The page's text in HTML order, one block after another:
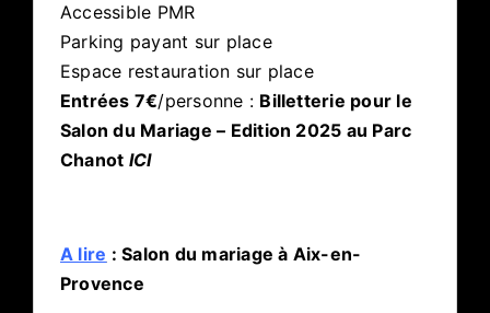
Accessible PMR
Parking payant sur place
Espace restauration sur place
Entrées 7€/personne : Billetterie pour le
Salon du Mariage – Edition 2025 au Parc
Chanot ICI
A lire : Salon du mariage à Aix-en-
Provence